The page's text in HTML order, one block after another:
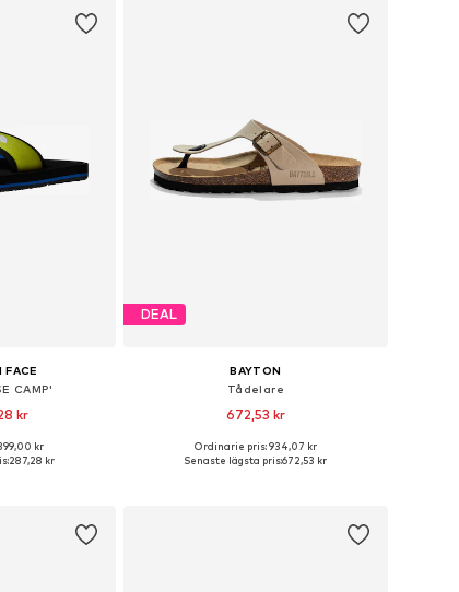
FACE
CAMP'
kr
storlekar
kr
287,28 kr
DEAL
BAYTON
Tådelare
672,53 kr
Ordinarie pris: 934,07 kr
Senaste lägsta pris:672,53 kr